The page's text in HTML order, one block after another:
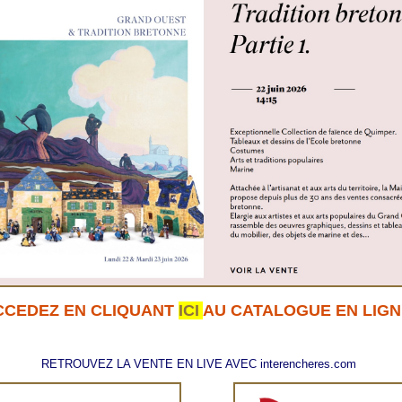
EN CLIQUANT ICI AU CATALOGUE EN
RETROUVEZ LA VENTE EN LIVE AVEC interencheres.com